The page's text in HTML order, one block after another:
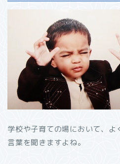
学校や子育ての場において、よ
言葉を聞きますよね。